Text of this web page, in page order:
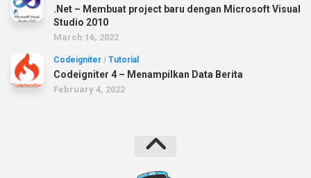
.Net – Membuat project baru dengan Microsoft Visual
Studio 2010
March 16, 2022
Codeigniter / Tutorial
Codeigniter 4 – Menampilkan Data Berita
February 4, 2022